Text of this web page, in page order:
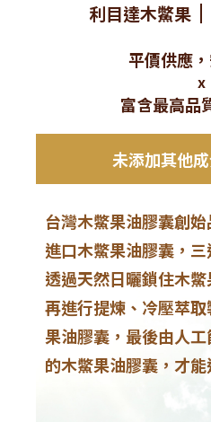
利目達木鱉果
平價供應
x
富含最高品
未添加其他
台灣木鱉果油膠囊創
進口木鱉果油膠囊，
透過天然日曬鎖住木鱉
再進行提煉、冷壓萃
果油膠囊，最後由人
的木鱉果油膠囊，才